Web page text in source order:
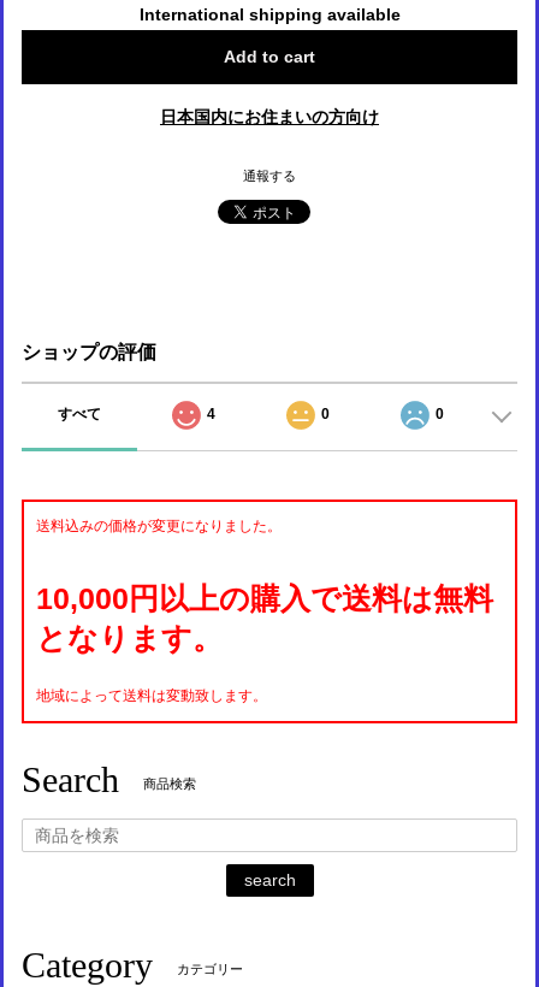
International shipping available
Add to cart
日本国内にお住まいの方向け
通報する
ショップの評価
すべて 4 0 0
送料込みの価格が変更になりました。
10,000円以上の購入で送料は無料
となります。
地域によって送料は変動致します。
Search 商品検索
search
Category カテゴリー